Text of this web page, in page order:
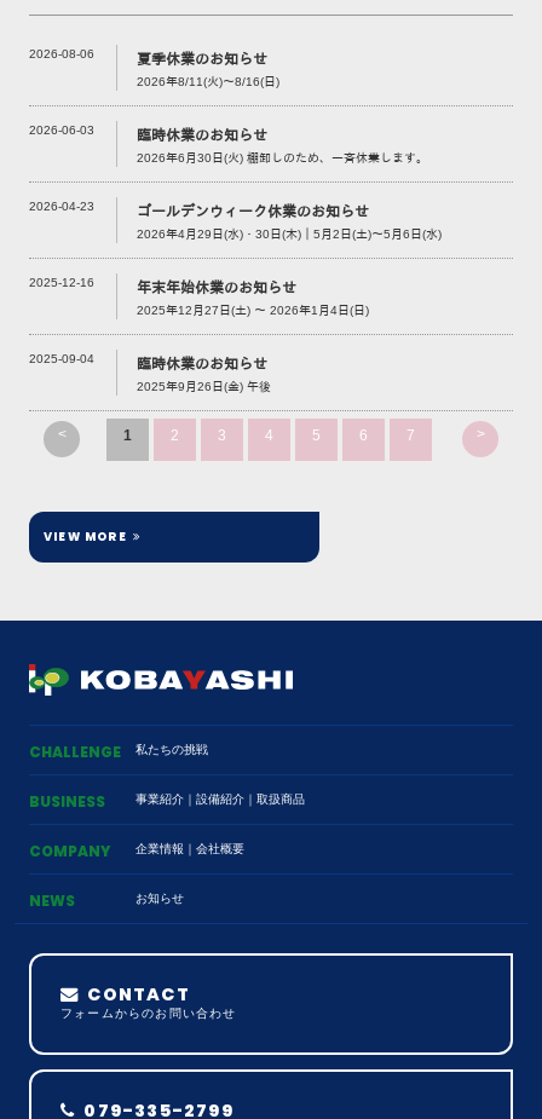
2026-08-06 夏季休業のお知らせ
2026年8/11(火)～8/16(日)
2026-06-03 臨時休業のお知らせ
2026年6月30日(火) 棚卸しのため、一斉休業します。
2026-04-23 ゴールデンウィーク休業のお知らせ
2026年4月29日(水)・30日(木)｜5月2日(土)～5月6日(水)
2025-12-16 年末年始休業のお知らせ
2025年12月27日(土) ～ 2026年1月4日(日)
2025-09-04 臨時休業のお知らせ
2025年9月26日(金) 午後
< 1 2 3 4 5 6 7 >
VIEW MORE
CHALLENGE 私たちの挑戦
BUSINESS 事業紹介 ｜ 設備紹介 ｜ 取扱商品
COMPANY 企業情報 ｜ 会社概要
NEWS お知らせ
CONTACT
フォームからのお問い合わせ
079-335-2799